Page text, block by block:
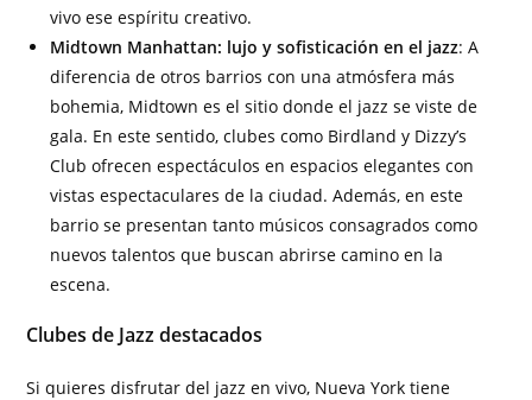
vivo ese espíritu creativo.
Midtown Manhattan: lujo y sofisticación en el jazz: A
diferencia de otros barrios con una atmósfera más
bohemia, Midtown es el sitio donde el jazz se viste de
gala. En este sentido, clubes como Birdland y Dizzy’s
Club ofrecen espectáculos en espacios elegantes con
vistas espectaculares de la ciudad. Además, en este
barrio se presentan tanto músicos consagrados como
nuevos talentos que buscan abrirse camino en la
escena.
Clubes de Jazz destacados
Si quieres disfrutar del jazz en vivo, Nueva York tiene